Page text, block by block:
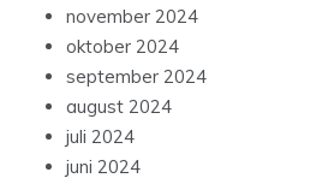
november 2024
oktober 2024
september 2024
august 2024
juli 2024
juni 2024